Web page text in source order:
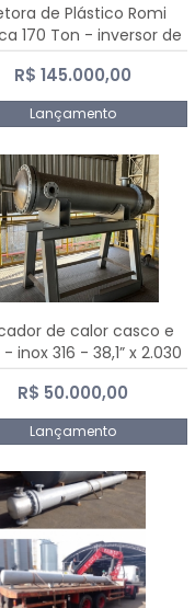
de Plástico Romi
170 Ton - inversor de
frequência NR 12
R$ 145.000,00
Lançamento
de calor casco e
inox 316 - 38,1” x 2.030
mm
R$ 50.000,00
Lançamento